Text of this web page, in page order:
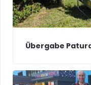
Übergabe